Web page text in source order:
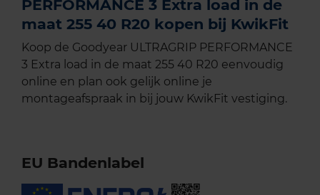
PERFORMANCE 3 Extra load in de
maat 255 40 R20 kopen bij KwikFit
Koop de Goodyear ULTRAGRIP PERFORMANCE
3 Extra load in de maat 255 40 R20 eenvoudig
online en plan ook gelijk online je
montageafspraak in bij jouw KwikFit vestiging.
EU Bandenlabel